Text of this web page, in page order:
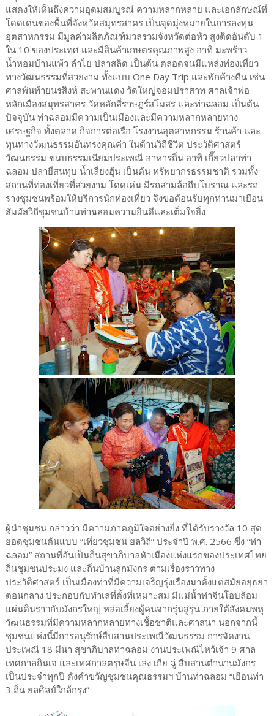
แสดงให้เห็นถึงความอุดมสมบูรณ์ ความหลากหลาย และเอกลักษณ์ที่
โดดเด่นของพื้นที่จังหวัดสมุทรสาคร เป็นจุดมุ่งหมายในการลงทุน
อุตสาหกรรม มีมูลค่าผลิตภัณฑ์มวลรวมจังหวัดต่อหัว สูงติดอันดับ 1
ใน 10 ของประเทศ และมีสินค้าเกษตรคุณภาพสูง อาทิ มะพร้าว
น้ำหอมบ้านแพ้ว ลำไย ปลาสลิด เป็นต้น ตลอดจนมีแหล่งท่องเที่ยว
ทางวัฒนธรรมที่สวยงาม ทั้งแบบ One Day Trip และพักค้างคืน เช่น
ศาลพันท้ายนรสิงห์ สะพานแดง วัดใหญ่จอมปราสาท ศาลเจ้าพ่อ
หลักเมืองสมุทรสาคร วัดหลักสี่ราษฎร์สโมสร และท่าฉลอม เป็นต้น
ปัจจุบัน ท่าฉลอมมีความเป็นเมืองและมีความหลากหลายทาง
เศรษฐกิจ ทั้งตลาด กิจการต่อเรือ โรงงานอุตสาหกรรม ร้านค้า และ
ทุนทางวัฒนธรรมอันทรงคุณค่า ในด้านวิถีชีวิต ประวัติศาสตร์
วัฒนธรรม ขนบธรรมเนียมประเพณี อาหารถิ่น อาทิ เกี๊ยวปลาท่า
ฉลอม ปลายี่สนทุบ น้ำเลี่ยงฮุ้น เป็นต้น ทรัพยากรธรรมชาติ รวมทั้ง
สถานที่ท่องเที่ยวที่สวยงาม โดดเด่น มีรถสามล้อถีบโบราณ และรถ
รางชุมชนพร้อมให้บริการนักท่องเที่ยว จึงขอต้อนรับทุกท่านมาเยือน
สัมผัสวิถีชุมชนบ้านท่าฉลอมความยินดีและเต็มใจยิ่ง
ผู้นำชุมชน กล่าวว่า มีความภาคภูมิใจอย่างยิ่ง ที่ได้รับรางวัล 10 สุด
ยอดชุมชนต้นแบบ “เที่ยวชุมชน ยลวิถี” ประจำปี พ.ศ. 2566 ซึ่ง “ท่า
ฉลอม” สถานที่อันเป็นถิ่นสุขาภิบาลหัวเมืองแห่งแรกของประเทศไทย
ถิ่นชุมชนประมง และถิ่นบ้านลูกมังกร ตามเรื่องราวทาง
ประวัติศาสตร์ เป็นเมืองท่าที่มีความเจริญรุ่งเรืองมาตั้งแต่สมัยอยุธยา
ตอนกลาง ประกอบกับทำเลที่ตั้งที่เหมาะสม มีแม่น้ำท่าจีนโอบล้อม
แผ่นดินราวกับมังกรใหญ่ หล่อเลี้ยงผู้คนจากรุ่นสู่รุ่น ภายใต้สังคมพหุ
วัฒนธรรมที่มีความหลากหลายทางเชื้อชาติและศาสนา นอกจากนี้
ชุมชนแห่งนี้มีการอนุรักษ์สืบสานประเพณีวัฒนธรรม การจัดงาน
ประเพณี 18 มีนา สุขาภิบาลท่าฉลอม งานประเพณีไหว้เจ้า 9 ศาล
เทศกาลกินเจ และเทศกาลตรุษจีน เล่ง เกีย ฉู่ สืบสานตำนานมังกร
เป็นประจำทุกปี ดังคำขวัญชุมชนคุณธรรมฯ บ้านท่าฉลอม “เยือนท่า
3 ถิ่น ยลศิลป์ใกล้กรุง”